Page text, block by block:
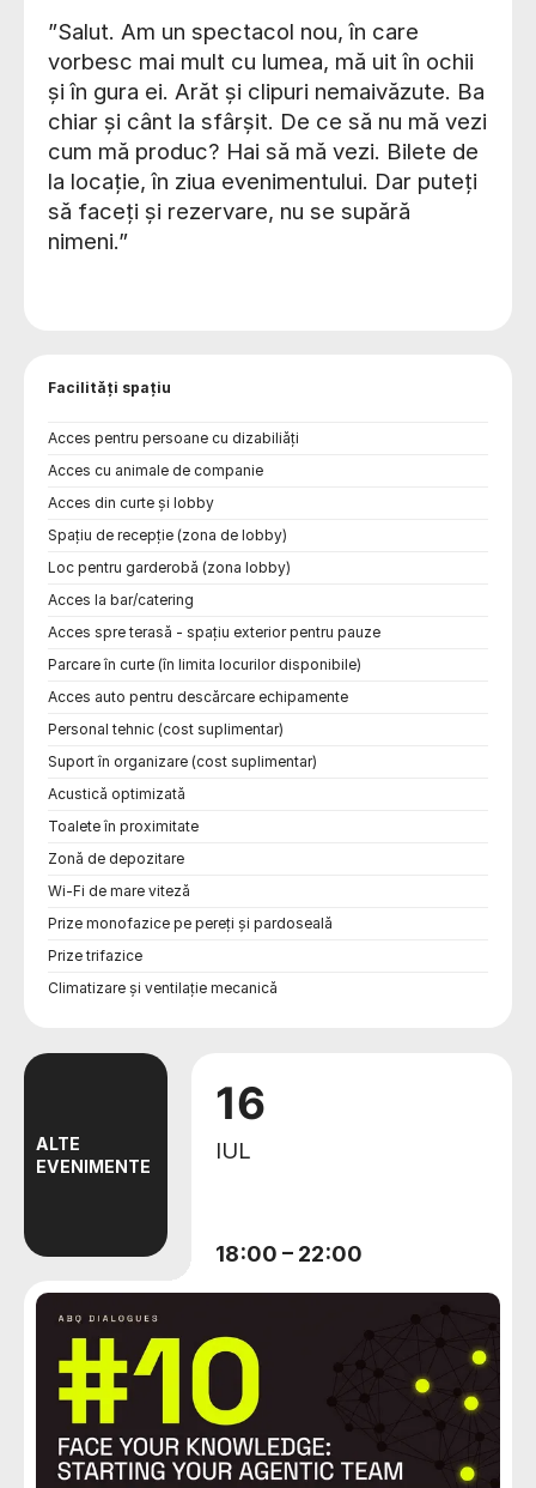
”Salut. Am un spectacol nou, în care
vorbesc mai mult cu lumea, mă uit în ochii
și în gura ei. Arăt și clipuri nemaivăzute. Ba
chiar și cânt la sfârșit. De ce să nu mă vezi
cum mă produc? Hai să mă vezi. Bilete de
la locație, în ziua evenimentului. Dar puteți
să faceți și rezervare, nu se supără
nimeni.”
Facilități spațiu
Acces pentru persoane cu dizabiliăți
Acces cu animale de companie
Acces din curte și lobby
Spațiu de recepție (zona de lobby)
Loc pentru garderobă (zona lobby)
Acces la bar/catering
Acces spre terasă - spațiu exterior pentru pauze
Parcare în curte (în limita locurilor disponibile)
Acces auto pentru descărcare echipamente
Personal tehnic (cost suplimentar)
Suport în organizare (cost suplimentar)
Acustică optimizată
Toalete în proximitate
Zonă de depozitare
Wi-Fi de mare viteză
Prize monofazice pe pereți și pardoseală
Prize trifazice
Climatizare și ventilație mecanică
ALTE
EVENIMENTE
16
IUL
18:00 – 22:00